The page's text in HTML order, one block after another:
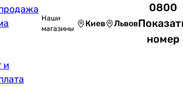
и
Наши
магазины
Киев Львов
0800
номер